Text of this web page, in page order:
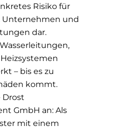
Risiko für
Unternehmen und
dar.
– bis es zu
kommt.
Drost
GmbH an: Als
mit einem